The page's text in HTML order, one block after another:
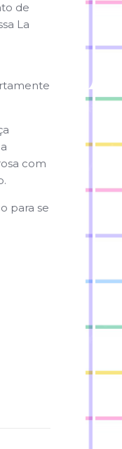
de
La
com
para se